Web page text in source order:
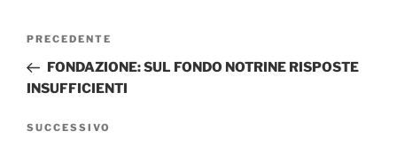
Navigazione
Articolo
precedente:
PRECEDENTE
FONDAZIONE: SUL FONDO NOTRINE RISPOSTE
INSUFFICIENTI
Articolo
SUCCESSIVO